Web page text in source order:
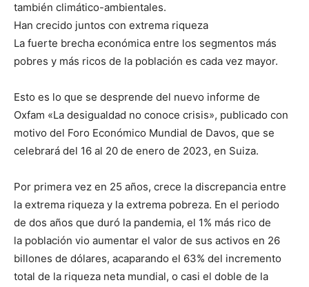
también climático-ambientales.
Han crecido juntos con extrema riqueza
La fuerte brecha económica entre los segmentos más
pobres y más ricos de la población es cada vez mayor.
Esto es lo que se desprende del nuevo informe de
Oxfam «La desigualdad no conoce crisis», publicado con
motivo del Foro Económico Mundial de Davos, que se
celebrará del 16 al 20 de enero de 2023, en Suiza.
Por primera vez en 25 años, crece la discrepancia entre
la extrema riqueza y la extrema pobreza. En el periodo
de dos años que duró la pandemia, el 1% más rico de
la población vio aumentar el valor de sus activos en 26
billones de dólares, acaparando el 63% del incremento
total de la riqueza neta mundial, o casi el doble de la